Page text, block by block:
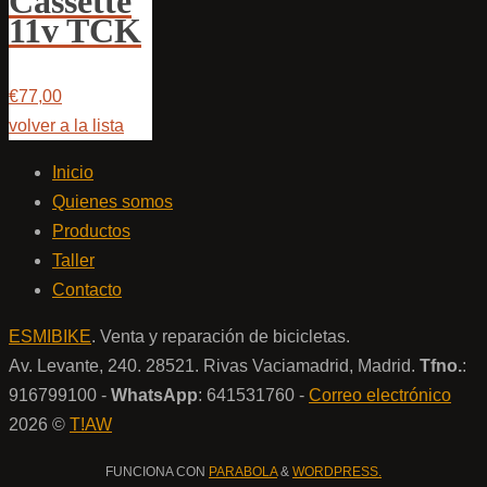
11v TCK
€77,00
volver a la lista
Inicio
Quienes somos
Productos
Taller
Contacto
ESMIBIKE. Venta y reparación de bicicletas.
Av. Levante, 240. 28521. Rivas Vaciamadrid, Madrid. Tfno.:
916799100 - WhatsApp: 641531760 - Correo electrónico
2026 © T!AW
FUNCIONA CON PARABOLA& WORDPRESS.